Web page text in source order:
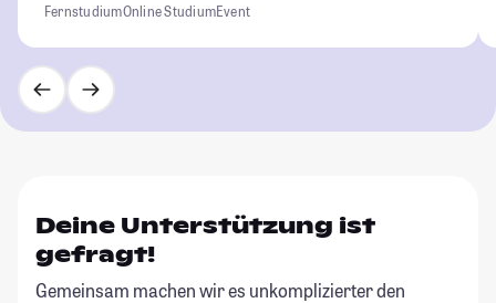
FernstudiumOnline StudiumEvent
Deine Unterstützung ist
gefragt!
Gemeinsam machen wir es unkomplizierter den